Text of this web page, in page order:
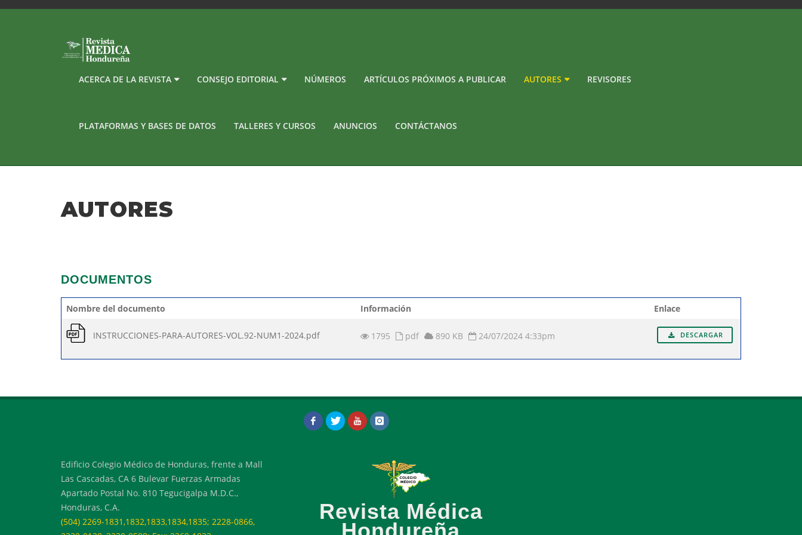
ACERCA DE LA REVISTA CONSEJO EDITORIAL NÚMEROS ARTÍCULOS PRÓXIMOS A PUBLICAR AUTORES REVISORES
PLATAFORMAS Y BASES DE DATOS TALLERES Y CURSOS ANUNCIOS CONTÁCTANOS
AUTORES
DOCUMENTOS
Nombre del documento Información Enlace
INSTRUCCIONES-PARA-AUTORES-VOL.92-NUM1-2024.pdf 1795 pdf 890 KB 24/07/2024 4:33pm DESCARGAR
Edificio Colegio Médico de Honduras, frente a Mall
Las Cascadas, CA 6 Bulevar Fuerzas Armadas
Apartado Postal No. 810 Tegucigalpa M.D.C.,
Honduras, C.A.
(504) 2269-1831,1832,1833,1834,1835; 2228-0866,
Revista Médica